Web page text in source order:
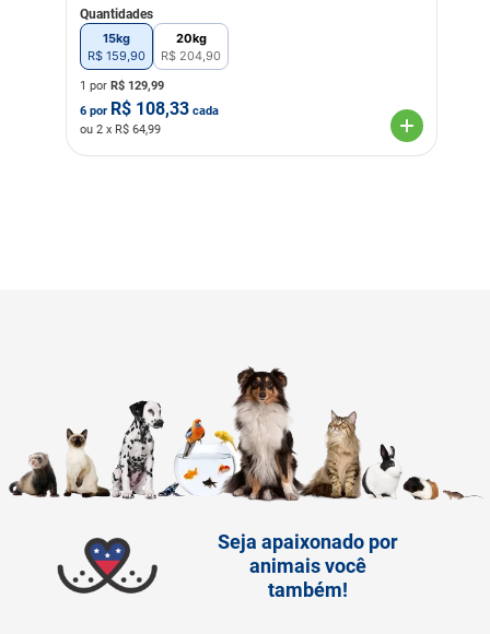
Quantidades
15kg
R$ 159,90
20kg
R$ 204,90
1 por R$ 129,99
6 por R$ 108,33 cada
ou 2 x R$ 64,99
Seja apaixonado por
animais você
também!